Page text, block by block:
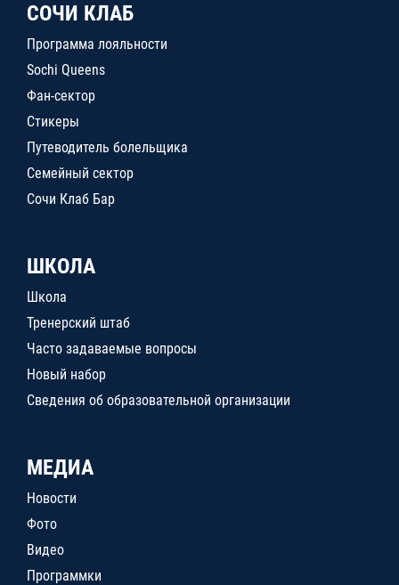
СОЧИ КЛАБ
Программа лояльности
Sochi Queens
Фан-сектор
Стикеры
Путеводитель болельщика
Семейный сектор
Сочи Клаб Бар
ШКОЛА
Школа
Тренерский штаб
Часто задаваемые вопросы
Новый набор
Сведения об образовательной организации
МЕДИА
Новости
Фото
Видео
Программки